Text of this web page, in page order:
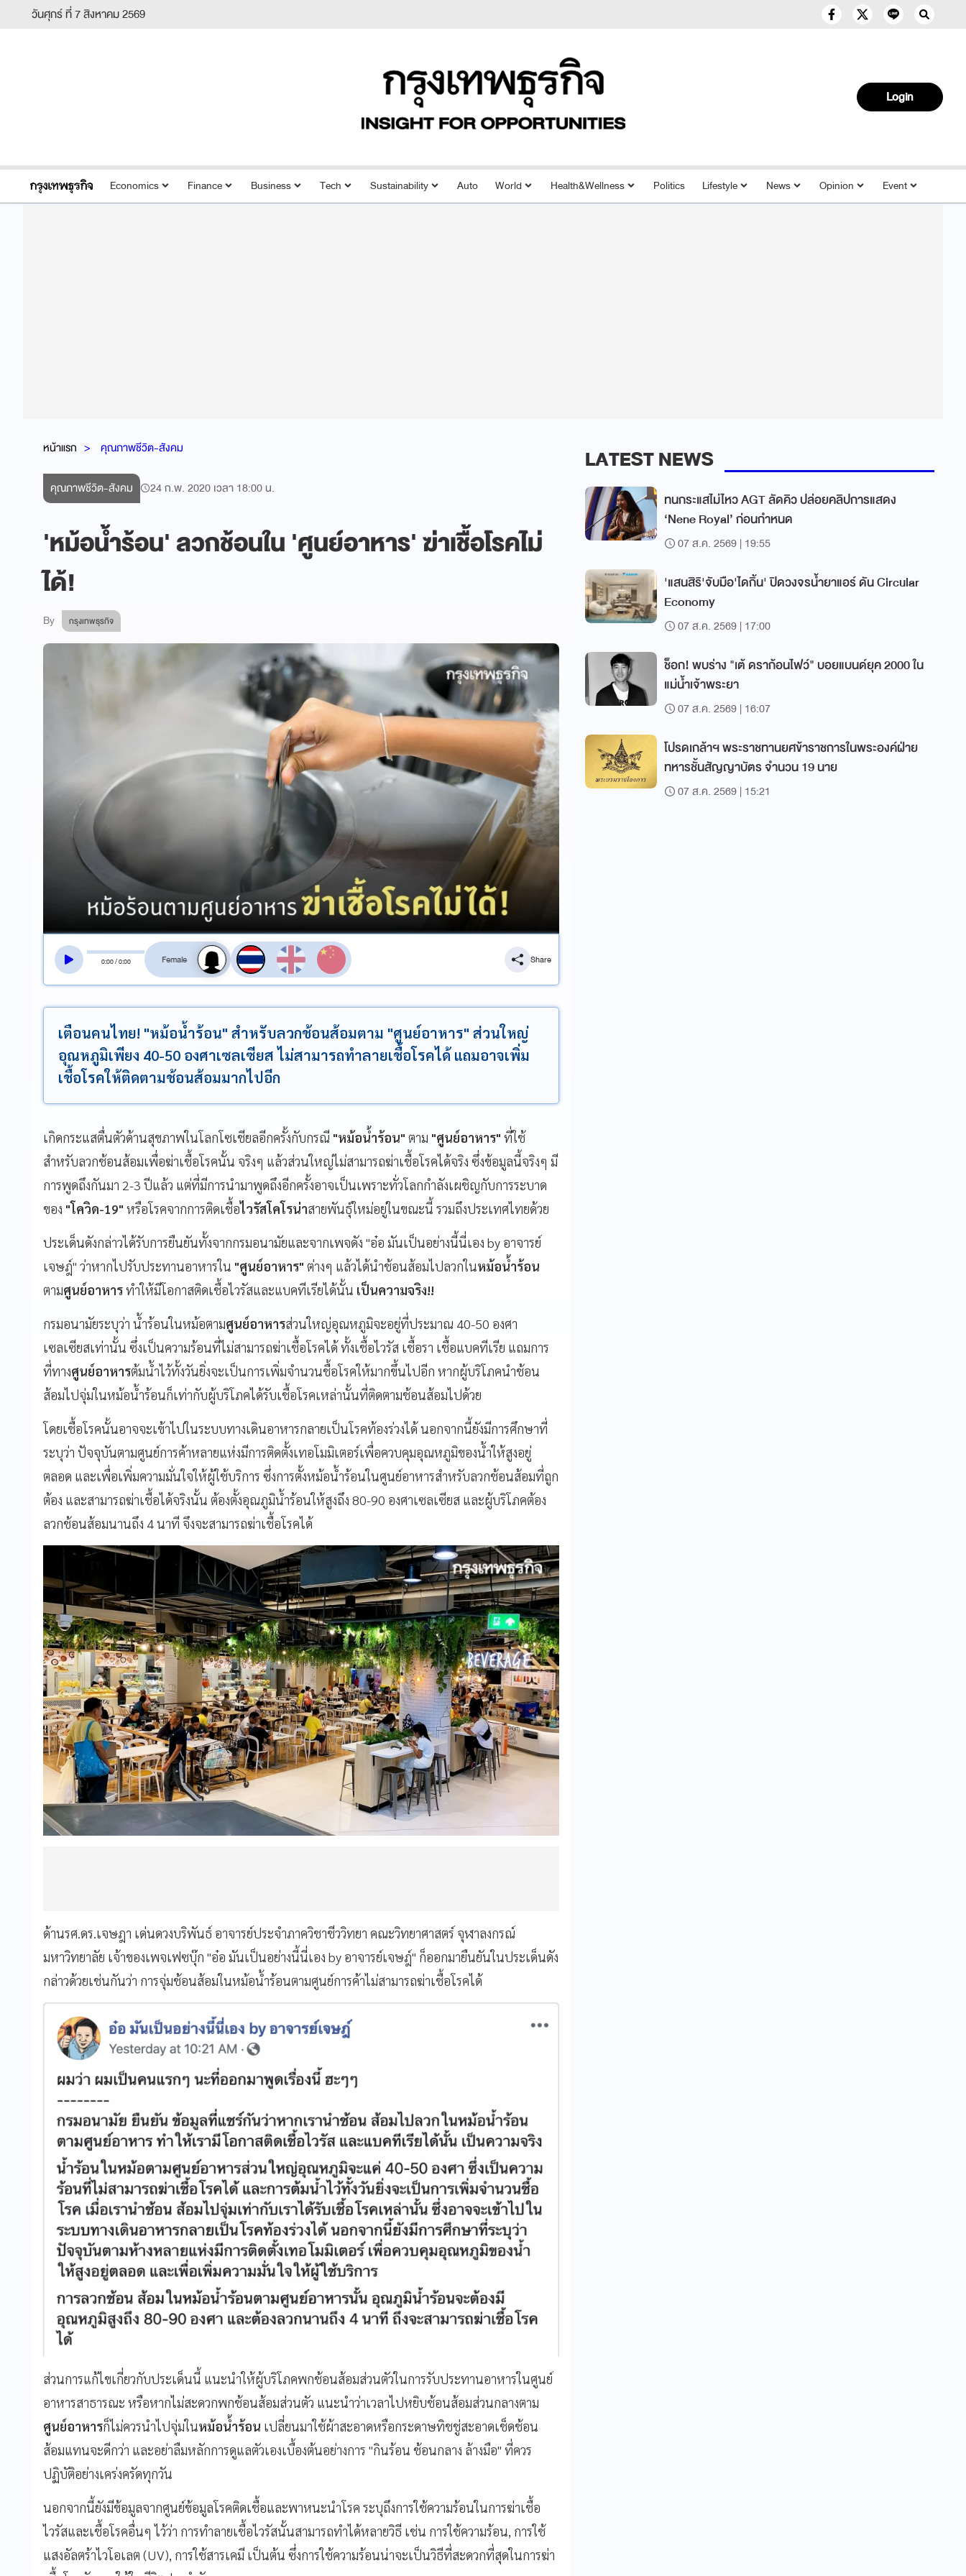
วันศุกร์ ที่ 7 สิงหาคม 2569
Login
Economics Finance Business Tech Sustainability Auto World Health&Wellness Politics Lifestyle News Opinion Event
หน้าแรก คุณภาพชีวิต-สังคม
คุณภาพชีวิต-สังคม 24 ก.พ. 2020 เวลา 18:00 น.
'หม้อน้ำร้อน' ลวกช้อนใน 'ศูนย์อาหาร' ฆ่าเชื้อโรคไม่
ได้!
By กรุงเทพธุรกิจ
0:00/0:00
สลับเสียงอ่าน
Share
เตือนคนไทย! "หม้อน้ำร้อน" สำหรับลวกช้อนส้อมตาม "ศูนย์อาหาร" ส่วนใหญ่
อุณหภูมิเพียง 40-50 องศาเซลเซียส ไม่สามารถทำลายเชื้อโรคได้ แถมอาจเพิ่ม
เชื้อโรคให้ติดตามช้อนส้อมมากไปอีก
เกิดกระแสตื่นตัวด้านสุขภาพในโลกโซเชียลอีกครั้งกับกรณี "หม้อน้ำร้อน" ตาม "ศูนย์อาหาร" ที่ใช้
สำหรับลวกช้อนส้อมเพื่อฆ่าเชื้อโรคนั้น จริงๆ แล้วส่วนใหญ่ไม่สามารถฆ่าเชื้อโรคได้จริง ซึ่งข้อมูลนี้จริงๆ มี
การพูดถึงกันมา 2-3 ปีแล้ว แต่ที่มีการนำมาพูดถึงอีกครั้งอาจเป็นเพราะทั่วโลกกำลังเผชิญกับการระบาด
ของ "โควิด-19" หรือโรคจากการติดเชื้อไวรัสโคโรน่าสายพันธุ์ใหม่อยู่ในขณะนี้ รวมถึงประเทศไทยด้วย
ประเด็นดังกล่าวได้รับการยืนยันทั้งจากกรมอนามัยและจากเพจดัง "อ๋อ มันเป็นอย่างนี้นี่เอง by อาจารย์
เจษฎ์" ว่าหากไปรับประทานอาหารใน "ศูนย์อาหาร" ต่างๆ แล้วได้นำช้อนส้อมไปลวกในหม้อน้ำร้อน
ตามศูนย์อาหารทำให้มีโอกาสติดเชื้อไวรัสและแบคทีเรียได้นั้น เป็นความจริง!!
กรมอนามัยระบุว่า น้ำร้อนในหม้อตามศูนย์อาหารส่วนใหญ่อุณหภูมิจะอยู่ที่ประมาณ 40-50 องศา
เซลเซียสเท่านั้น ซึ่งเป็นความร้อนที่ไม่สามารถฆ่าเชื้อโรคได้ ทั้งเชื้อไวรัส เชื้อรา เชื้อแบคทีเรีย แถมการ
ที่ทางศูนย์อาหารต้มน้ำไว้ทั้งวันยิ่งจะเป็นการเพิ่มจำนวนชื้อโรคให้มากขึ้นไปอีก หากผู้บริโภคนำช้อน
ส้อมไปจุ่มในหม้อน้ำร้อนก็เท่ากับผู้บริโภคได้รับเชื้อโรคเหล่านั้นที่ติดตามช้อนส้อมไปด้วย
โดยเชื้อโรคนั้นอาจจะเข้าไปในระบบทางเดินอาหารกลายเป็นโรคท้องร่วงได้ นอกจากนี้ยังมีการศึกษาที่
ระบุว่า ปัจจุบันตามศูนย์การค้าหลายแห่งมีการติดตั้งเทอโมมิเตอร์เพื่อควบคุมอุณหภูมิของน้ำให้สูงอยู่
ตลอด และเพื่อเพิ่มความมั่นใจให้ผู้ใช้บริการ ซึ่งการตั้งหม้อน้ำร้อนในศูนย์​อาหารสำหรับลวกช้อนส้อมที่ถูก
ต้อง และสามารถฆ่าเชื้อได้จริงนั้น ต้องตั้งอุณภูมิน้ำร้อนให้สูงถึง 80-90 องศาเซลเซียส และผู้บริโภคต้อง
ลวกช้อนส้อมนานถึง 4 นาที จึงจะสามารถฆ่าเชื้อโรคได้
ด้านรศ.ดร.เจษฎา เด่นดวงบริพันธ์ อาจารย์ประจำภาควิชาชีววิทยา คณะวิทยาศาสตร์ จุฬาลงกรณ์
มหาวิทยาลัย เจ้าของเพจเฟซบุ๊ก "อ๋อ มันเป็นอย่างนี้นี่เอง by อาจารย์เจษฎ์" ก็ออกมายืนยันในประเด็นดัง
กล่าวด้วยเช่นกันว่า การจุ่มช้อนส้อมในหม้อน้ำร้อนตามศูนย์การค้าไม่สามารถฆ่าเชื้อโรคได้
ส่วนการแก้ไขเกี่ยวกับประเด็นนี้ แนะนำให้ผู้บริโภคพกช้อนส้อมส่วนตัวในการรับประทานอาหารในศูนย์
อาหารสาธารณะ หรือหากไม่สะดวกพกช้อนส้อมส่วนตัว แนะนำว่าเวลาไปหยิบช้อนส้อมส่วนกลางตาม
ศูนย์อาหารก็ไม่ควรนำไปจุ่มในหม้อน้ำร้อน เปลี่ยนมาใช้ผ้าสะอาดหรือกระดาษทิชชู่สะอาดเช็ดช้อน
ส้อมแทนจะดีกว่า และอย่าลืมหลักการดูแลตัวเองเบื้องต้นอย่างการ "กินร้อน ช้อนกลาง ล้างมือ" ที่ควร
ปฏิบัติอย่างเคร่งครัดทุกวัน
นอกจากนี้ยังมีข้อมูลจากศูนย์ข้อมูลโรคติดเชื้อและพาหนะนำโรค ระบุถึงการใช้ความร้อนในการฆ่าเชื้อ
ไวรัสและเชื้อโรคอื่นๆ ไว้ว่า การทำลายเชื้อไวรัสนั้นสามารถทำได้หลายวิธี เช่น การใช้ความร้อน, การใช้
แสงอัลตร้าไวโอเลต (UV), การใช้สารเคมี เป็นต้น ซึ่งการใช้ความร้อนน่าจะเป็นวิธีที่สะดวกที่สุดในการฆ่า
LATEST NEWS
ทนกระแสไม่ไหว AGT ลัดคิว ปล่อยคลิปการแสดง
‘Nene Royal’ ก่อนกำหนด
07 ส.ค. 2569 | 19:55
'แสนสิริ'จับมือ'ไดกิ้น' ปิดวงจรน้ำยาแอร์ ดัน Circular
Economy
07 ส.ค. 2569 | 17:00
ช็อก! พบร่าง "เต้ ดราก้อนไฟว์" บอยแบนด์ยุค 2000 ใน
แม่น้ำเจ้าพระยา
07 ส.ค. 2569 | 16:07
โปรดเกล้าฯ พระราชทานยศข้าราชการในพระองค์ฝ่าย
ทหารชั้นสัญญาบัตร จำนวน 19 นาย
07 ส.ค. 2569 | 15:21